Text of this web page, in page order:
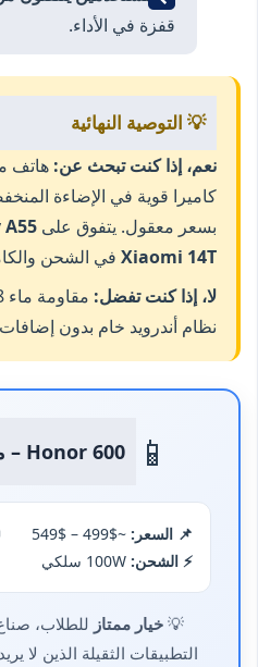
قفزة في الأداء.
💡 التوصية النهائية
نعم، إذا كنت تبحث عن: هاتف
كاميرا قوية في الإضاءة
بسعر معقول. يتفوق على
Xiaomi 14T في الشحن
لا، إذا كنت تفضل:
نظام أندرويد خام بدون
📱 Honor 600 – ملخص سريع
📌 السعر: ~$499 – $549
⚡ الشحن:
💡خيار ممتاز للطلاب،
التطبيقات الثقيلة الذين لا